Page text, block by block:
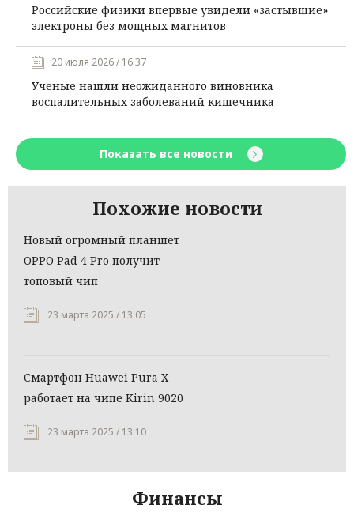
Российские физики впервые увидели «застывшие»
электроны без мощных магнитов
20 июля 2026 / 16:37
Ученые нашли неожиданного виновника
воспалительных заболеваний кишечника
Показать все новости
Похожие новости
Новый огромный планшет
OPPO Pad 4 Pro получит
топовый чип
23 марта 2025 / 13:05
Смартфон Huawei Pura X
работает на чипе Kirin 9020
23 марта 2025 / 13:10
Финансы